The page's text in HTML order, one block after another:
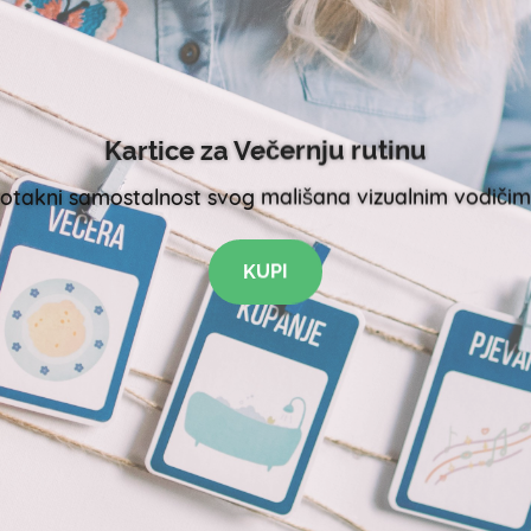
Kartice za Večernju rutinu
samostalnost svog mališana vizualnim
KUPI